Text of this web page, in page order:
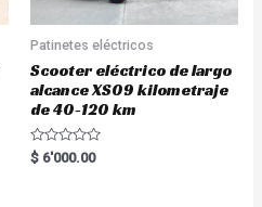
Patinetes eléctricos
Scooter eléctrico de largo
alcance XS09 kilometraje
de 40-120 km
R
a
$ 6'000.00